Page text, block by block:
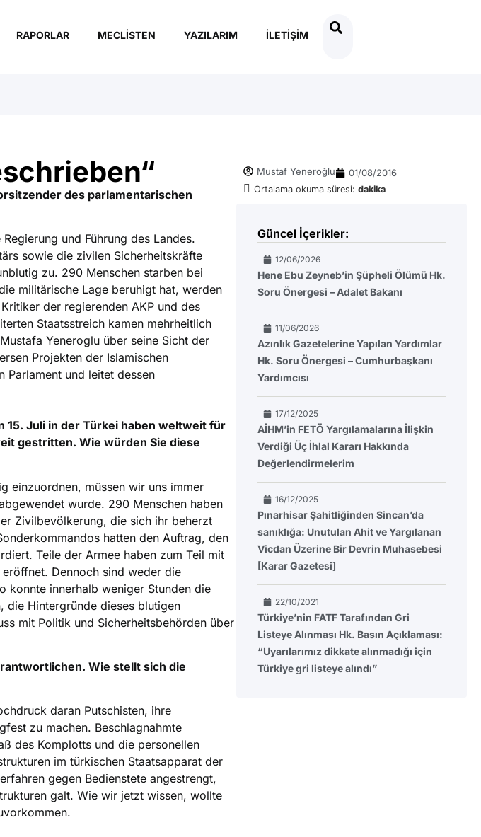
RAPORLAR MECLISTEN YAZILARIM İLETIŞIM
des parlamentarischen
und Führung des Landes.
sowie die zivilen Sicherheitskräfte
zu. 290 Menschen starben bei
militärische Lage beruhigt hat, werden
der regierenden AKP und des
Staatsstreich kamen mehrheitlich
Yeneroglu über seine Sicht der
Projekten der Islamischen
Parlament und leitet dessen
15. Juli in der Türkei haben weltweit für
gestritten. Wie würden Sie diese
einzuordnen, müssen wir uns immer
wurde. 290 Menschen haben
Zivilbevölkerung, die sich ihr beherzt
hatten den Auftrag, den
Teile der Armee haben zum Teil mit
Dennoch sind weder die
konnte innerhalb weniger Stunden die
die Hintergründe dieses blutigen
mit Politik und Sicherheitsbehörden über
Wie stellt sich die
daran Putschisten, ihre
zu machen. Beschlagnahmte
des Komplotts und die personellen
im türkischen Staatsapparat der
gegen Bedienstete angestrengt,
galt. Wie wir jetzt wissen, wollte
Mustaf Yeneroğlu 01/08/2016
Ortalama okuma süresi: dakika
Güncel İçerikler:
12/06/2026
Hene Ebu Zeyneb’in Şüpheli Ölümü Hk.
Soru Önergesi – Adalet Bakanı
11/06/2026
Azınlık Gazetelerine Yapılan Yardımlar
Hk. Soru Önergesi – Cumhurbaşkanı
Yardımcısı
17/12/2025
AİHM’in FETÖ Yargılamalarına İlişkin
Verdiği Üç İhlal Kararı Hakkında
Değerlendirmelerim
16/12/2025
Pınarhisar Şahitliğinden Sincan’da
sanıklığa: Unutulan Ahit ve Yargılanan
Vicdan Üzerine Bir Devrin Muhasebesi
[Karar Gazetesi]
22/10/2021
Türkiye’nin FATF Tarafından Gri
Listeye Alınması Hk. Basın Açıklaması:
“Uyarılarımız dikkate alınmadığı için
Türkiye gri listeye alındı”